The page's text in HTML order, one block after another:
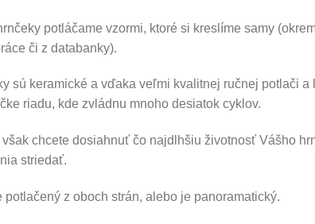
potláčame vzormi, ktoré si kreslíme samy
či z databanky).
sú keramické a vďaka veľmi kvalitnej ručnej potlači
riadu, kde zvládnu mnoho desiatok cyklov.
chcete dosiahnuť čo najdlhšiu životnosť Vášho
striedať.
potlačený z oboch strán, alebo je panoramatický.